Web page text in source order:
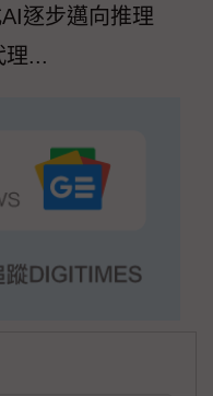
逐步邁向推理
理...